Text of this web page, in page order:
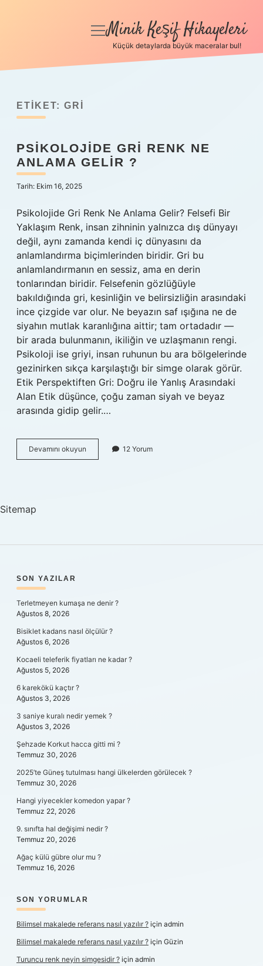
Anasayfa
Yasal Uyarı
Hakkımızda
menüyü
Minik Keşif Hikayeleri
Küçük detaylarda büyük maceralar bul!
ETIKET: GRI
PSIKOLOJIDE GRI RENK NE
ANLAMA GELIR ?
Tarih: Ekim 16, 2025
Psikolojide Gri Renk Ne Anlama Gelir? Felsefi Bir
Yaklaşım Renk, insan zihninin yalnızca dış dünyayı
değil, aynı zamanda kendi iç dünyasını da
anlamlandırma biçimlerinden biridir. Gri bu
anlamlandırmanın en sessiz, ama en derin
tonlarından biridir. Felsefenin gözlüğüyle
bakıldığında gri, kesinliğin ve belirsizliğin arasındaki
ince çizgide var olur. Ne beyazın saf ışığına ne de
siyahın mutlak karanlığına aittir; tam ortadadır —
bir arada bulunmanın, ikiliğin ve uzlaşmanın rengi.
Psikoloji ise griyi, insan ruhunun bu ara bölgelerinde
gezinirken sıkça karşılaştığı bir simge olarak görür.
Etik Perspektiften Gri: Doğru ile Yanlış Arasındaki
Alan Etik düşünce, çoğu zaman siyah ve beyaz
arasında gidip gelir.…
Devamını okuyun Psikolojide
gri
12 Yorum
Sitemap
SIDEBAR
SON YAZILAR
Terletmeyen kumaşa ne denir ?
Ağustos 8, 2026
Bisiklet kadans nasıl ölçülür ?
Ağustos 6, 2026
Kocaeli teleferik fiyatları ne kadar ?
Ağustos 5, 2026
6 karekökü kaçtır ?
Ağustos 3, 2026
3 saniye kuralı nedir yemek ?
Ağustos 3, 2026
Şehzade Korkut hacca gitti mi ?
Temmuz 30, 2026
2025’te Güneş tutulması hangi ülkelerden görülecek ?
Temmuz 30, 2026
Hangi yiyecekler komedon yapar ?
Temmuz 22, 2026
9. sınıfta hal değişimi nedir ?
Temmuz 20, 2026
Ağaç külü gübre olur mu ?
Temmuz 16, 2026
SON YORUMLAR
Bilimsel makalede referans nasıl yazılır ? için admin
Bilimsel makalede referans nasıl yazılır ? için Güzin
Turuncu renk neyin simgesidir ? için admin